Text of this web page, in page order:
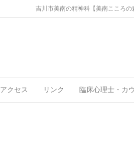
吉川市美南の精神科【美南こころの
アクセス リンク 臨床心理士・カ